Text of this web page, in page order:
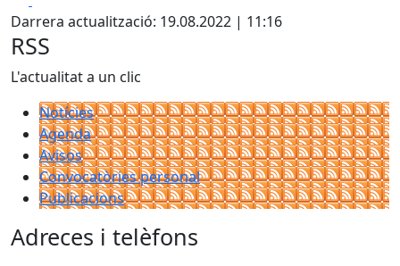
Darrera actualització: 19.08.2022 | 11:16
RSS
L'actualitat a un clic
Notícies
Agenda
Avisos
Convocatòries personal
Publicacions
Adreces i telèfons